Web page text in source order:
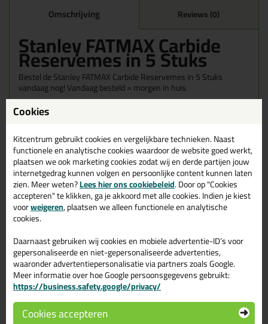
Omschrijving Reviews (0)
Stanley FATMAX Carbide
Reservemes in 5 Stuks
Bestel de Stanley FATMAX Carbide Reservemes in 5 Stuks
vandaag nog! Vandaag besteld = morgen in huis.
Wil je meer weten over de toepassing en kenmerken van dit
Gerelateerde producten
Cookies
Kitcentrum gebruikt cookies en vergelijkbare technieken. Naast
functionele en analytische cookies waardoor de website goed werkt,
plaatsen we ook marketing cookies zodat wij en derde partijen jouw
internetgedrag kunnen volgen en persoonlijke content kunnen laten
zien. Meer weten?Lees hier ons cookiebeleid. Door op "Cookies
accepteren" te klikken, ga je akkoord met alle cookies. Indien je kiest
voorweigeren, plaatsen we alleen functionele en analytische
cookies.
Daarnaast gebruiken wij cookies en mobiele advertentie-ID’s voor
gepersonaliseerde en niet-gepersonaliseerde advertenties,
waaronder advertentiepersonalisatie via partners zoals Google.
Meer informatie over hoe Google persoonsgegevens gebruikt:
https://business.safety.google/privacy/
Cookies accepteren